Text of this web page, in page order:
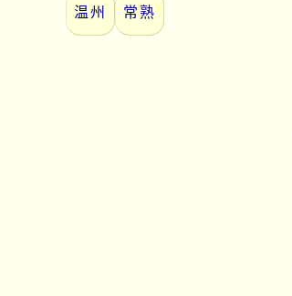
温州 常熟